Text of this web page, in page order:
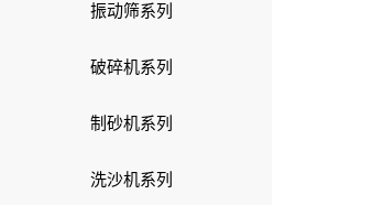
振动筛系列
破碎机系列
制砂机系列
洗沙机系列